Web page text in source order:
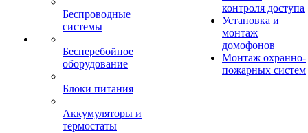
Беспроводные
системы
Бесперебойное
оборудование
Блоки питания
Аккумуляторы и
термостаты
контроля доступа
Установка и
монтаж
домофонов
Монтаж охранно-
пожарных систем